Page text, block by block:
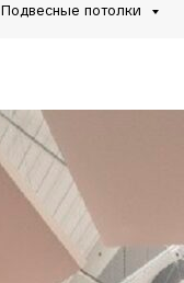
Подвесные потолки